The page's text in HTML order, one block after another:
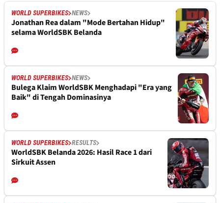
WORLD SUPERBIKES NEWS
Jonathan Rea dalam "Mode Bertahan Hidup"
selama WorldSBK Belanda
WORLD SUPERBIKES NEWS
Bulega Klaim WorldSBK Menghadapi "Era yang
Baik" di Tengah Dominasinya
WORLD SUPERBIKES RESULTS
WorldSBK Belanda 2026: Hasil Race 1 dari
Sirkuit Assen